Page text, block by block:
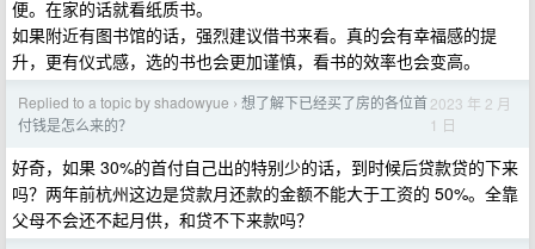
便。在家的话就看纸质书。
如果附近有图书馆的话，强烈建议借书来看。真的会有幸福感的提
升，更有仪式感，选的书也会更加谨慎，看书的效率也会变高。
Replied to a topic by shadowyue › 想了解下已经买了房的各位首
付钱是怎么来的？
2023 年 2 月
1 日
好奇，如果 30%的首付自己出的特别少的话，到时候后贷款贷的下来
吗？两年前杭州这边是贷款月还款的金额不能大于工资的 50%。全靠
父母不会还不起月供，和贷不下来款吗？